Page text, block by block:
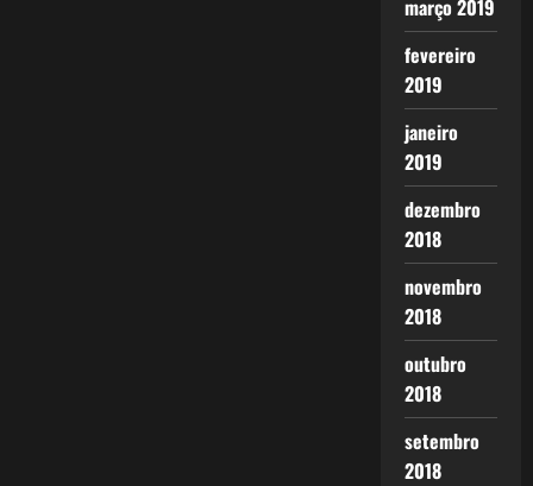
março 2019
fevereiro
2019
janeiro
2019
dezembro
2018
novembro
2018
outubro
2018
setembro
2018